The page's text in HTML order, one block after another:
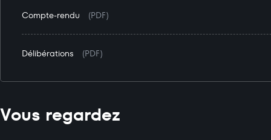
Compte-rendu (PDF)
Délibérations (PDF)
Vous regardez